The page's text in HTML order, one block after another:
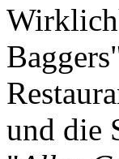
und die